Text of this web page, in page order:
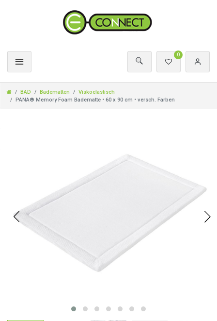
0
BAD Badematten
Viskoelastisch
PANA® Memory Foam Badematte • 60 x 90 cm • versch. Farben